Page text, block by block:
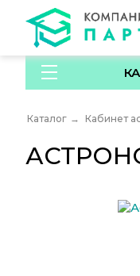
Каталог → Кабинет